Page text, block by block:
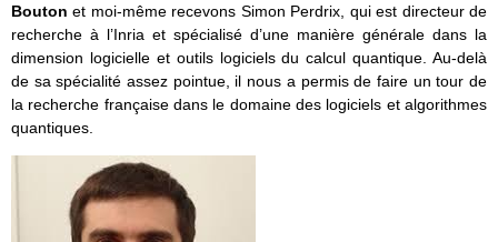
Bouton et moi-même recevons Simon Perdrix, qui est directeur de
recherche à l’Inria et spécialisé d’une manière générale dans la
dimension logicielle et outils logiciels du calcul quantique. Au-delà
de sa spécialité assez pointue, il nous a permis de faire un tour de
la recherche française dans le domaine des logiciels et algorithmes
quantiques.